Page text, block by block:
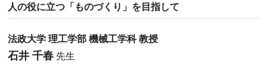
人の役に立つ「ものづくり」を目指して
法政大学 理工学部 機械工学科 教授
石井 千春 先生